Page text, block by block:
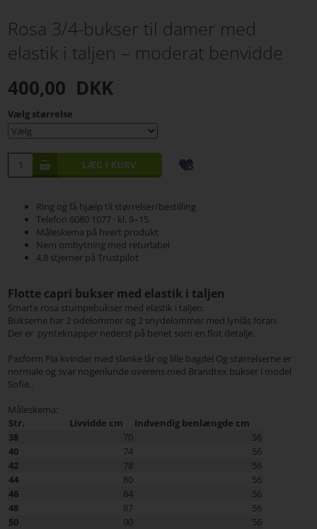
Rosa 3/4-bukser til damer med
elastik i taljen – moderat benvidde
400,00 DKK
Vælg størrelse
Ring og få hjælp til størrelser/bestilling
Telefon 6080 1077 · kl. 9–15
Måleskema på hvert produkt
Nem ombytning med returlabel
4,8 stjerner på Trustpilot
Flotte capri bukser med elastik i taljen
Smarte rosa stumpebukser med elastik i taljen.
Bukserne har 2 sidelommer og 2 snydelommer med lynlås foran.
Der er pynteknapper nederst på benet som en flot detalje.
Pasform Pia kvinder med slanke lår og lille bagdel Og størrelserne er
normale og svar nogenlunde overens med Brandtex bukser i model
Sofie..
Måleskema:
Str.
Livvidde cm
Indvendig benlængde cm
38
70
56
40
74
56
42
78
56
44
80
56
46
84
56
48
87
56
50
90 56